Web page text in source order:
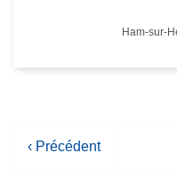
Lieux
Ham-sur-
P
‹ Précédent